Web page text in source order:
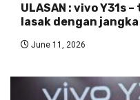
ULASAN : vivo
lasak dengan
June 11, 2026